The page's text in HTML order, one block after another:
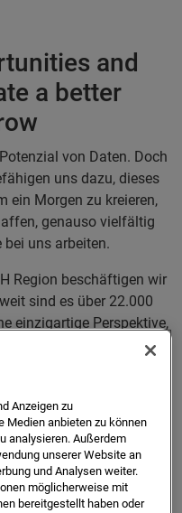
and
a better
von Daten. Doch
uns dazu, dieses
ein Morgen zu kreieren,
genauso vielfältig
bei uns arbeiten.
Region beschäftigen wir
sind es über 22.000
einzigartige Perspektive,
beruht, mitbringt. Wir
Technologie, um
zu schaffen.
morgen zu einem
für Verbraucher,
in der wir
Anzeigen zu
Medien anbieten zu können
analysieren. Außerdem
unserer Website an
und Analysen weiter.
möglicherweise mit
bereitgestellt haben oder